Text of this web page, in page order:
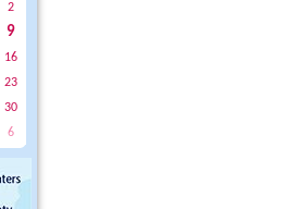
2
9
16
23
30
6